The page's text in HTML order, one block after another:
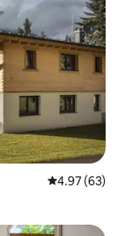
평점 4.97점(5
4.97 (63)